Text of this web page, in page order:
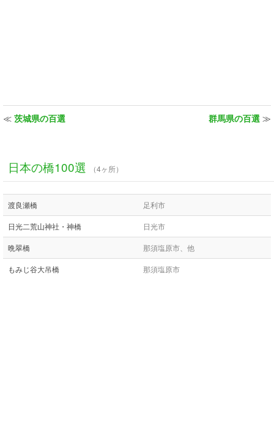
≪ 茨城県の百選 群馬県の百選 ≫
日本の橋100選 （4ヶ所）
渡良瀬橋 足利市
日光二荒山神社・神橋 日光市
晩翠橋 那須塩原市、他
もみじ谷大吊橋 那須塩原市